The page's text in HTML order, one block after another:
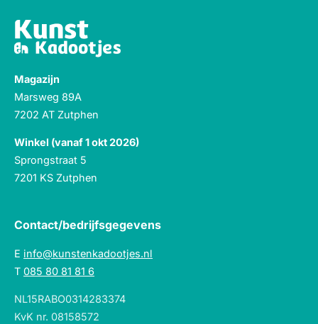
Magazijn
Marsweg 89A
7202 AT Zutphen
Winkel (vanaf 1 okt 2026)
Sprongstraat 5
7201 KS Zutphen
Contact/bedrijfsgegevens
E info@kunstenkadootjes.nl
T 085 80 81 81 6
NL15RABO0314283374
KvK nr. 08158572